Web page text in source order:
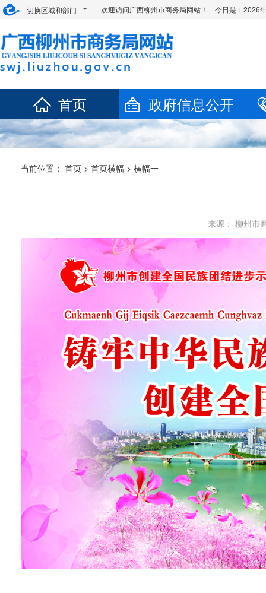
切换区域和部门 欢迎访问广西柳州市商务局网站！ 今日是： 2026
首页 政府信息公开
当前位置： 首页 > 首页横幅 > 横幅一
来源： 柳州